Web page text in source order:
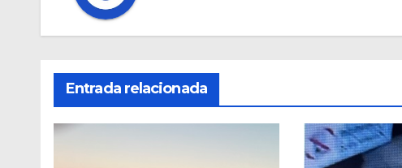
Entrada relacionada